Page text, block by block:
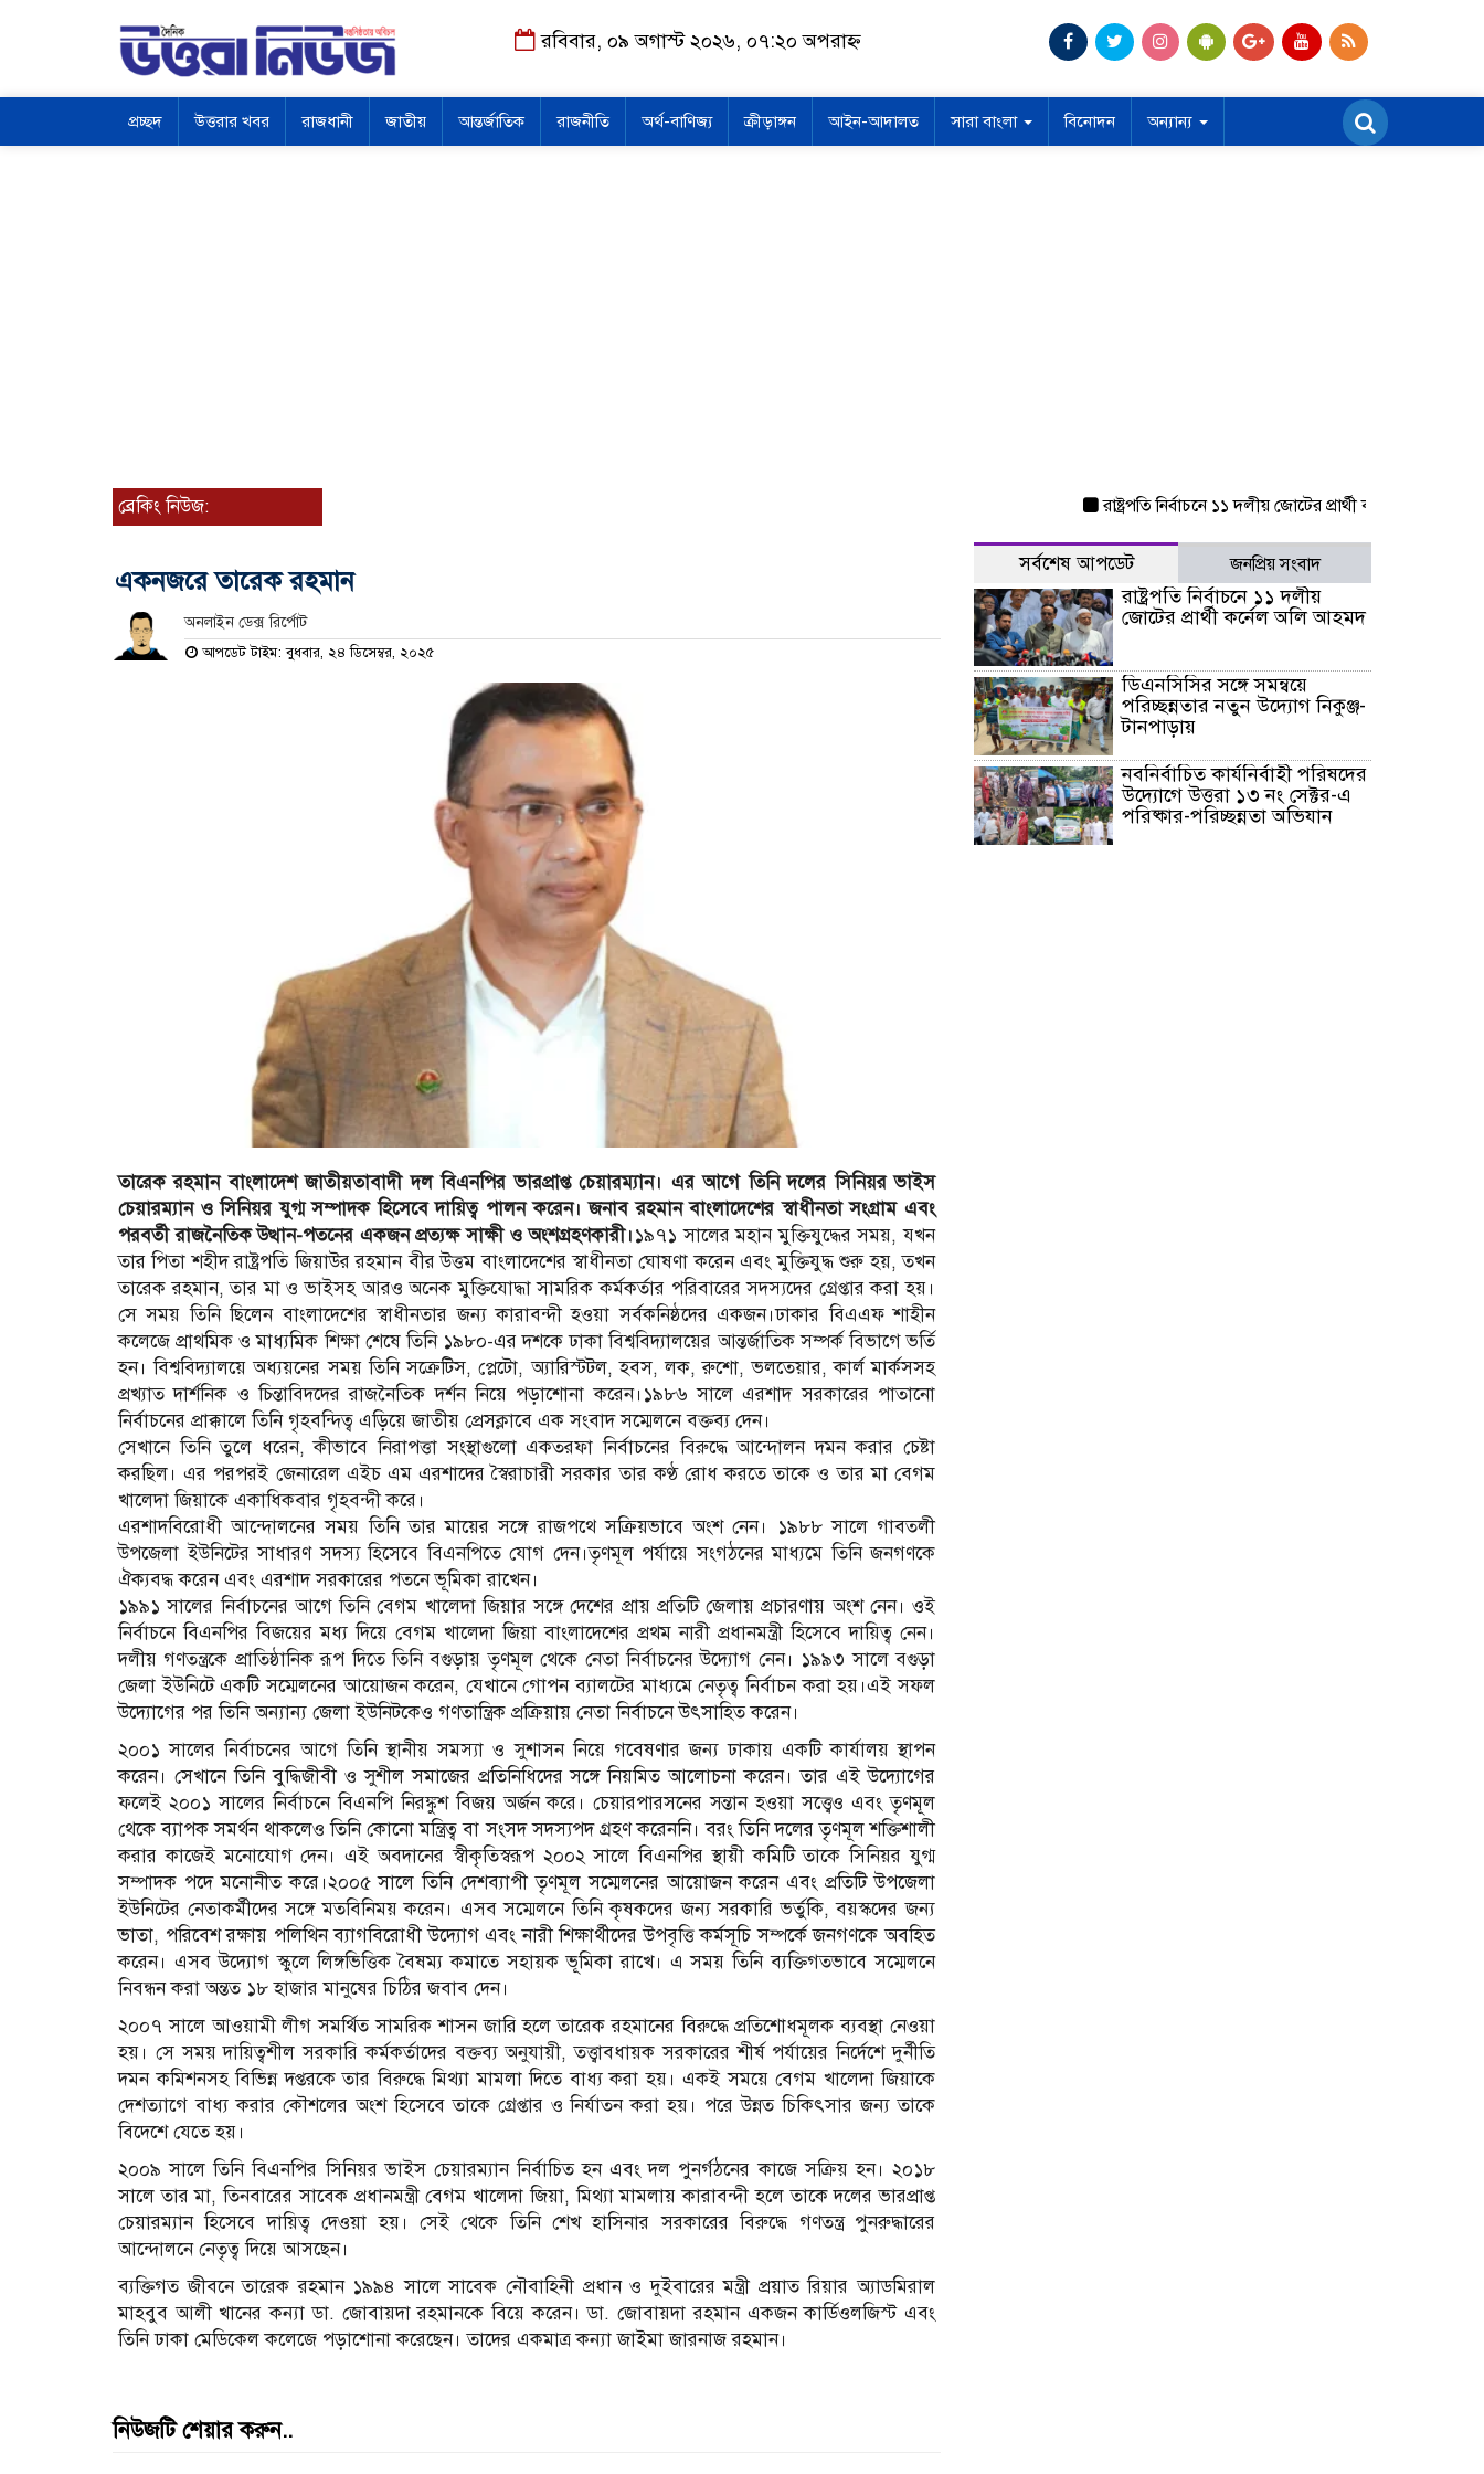
রবিবার, ০৯ অগাস্ট ২০২৬, ০৭:২০ অপরাহ্ন
প্রচ্ছদ উত্তরার খবর রাজধানী জাতীয় আন্তর্জাতিক রাজনীতি অর্থ-বাণিজ্য ক্রীড়াঙ্গন আইন-আদালত সারা বাংলা বিনোদন অন্যান্য
ব্রেকিং নিউজ: রাষ্ট্রপতি নির্বাচনে ১১ দলীয় জোটের প্রার্থী কর্নেল অলি আহমদ
একনজরে তারেক রহমান
অনলাইন ডেক্স রির্পোট
আপডেট টাইম: বুধবার, ২৪ ডিসেম্বর, ২০২৫
তারেক রহমান বাংলাদেশ জাতীয়তাবাদী দল বিএনপির ভারপ্রাপ্ত চেয়ারম্যান। এর আগে তিনি দলের সিনিয়র ভাইস
চেয়ারম্যান ও সিনিয়র যুগ্ম সম্পাদক হিসেবে দায়িত্ব পালন করেন। জনাব রহমান বাংলাদেশের স্বাধীনতা সংগ্রাম এবং
পরবর্তী রাজনৈতিক উত্থান-পতনের একজন প্রত্যক্ষ সাক্ষী ও অংশগ্রহণকারী।১৯৭১ সালের মহান মুক্তিযুদ্ধের সময়, যখন
তার পিতা শহীদ রাষ্ট্রপতি জিয়াউর রহমান বীর উত্তম বাংলাদেশের স্বাধীনতা ঘোষণা করেন এবং মুক্তিযুদ্ধ শুরু হয়, তখন
তারেক রহমান, তার মা ও ভাইসহ আরও অনেক মুক্তিযোদ্ধা সামরিক কর্মকর্তার পরিবারের সদস্যদের গ্রেপ্তার করা হয়।
সে সময় তিনি ছিলেন বাংলাদেশের স্বাধীনতার জন্য কারাবন্দী হওয়া সর্বকনিষ্ঠদের একজন।ঢাকার বিএএফ শাহীন
কলেজে প্রাথমিক ও মাধ্যমিক শিক্ষা শেষে তিনি ১৯৮০-এর দশকে ঢাকা বিশ্ববিদ্যালয়ের আন্তর্জাতিক সম্পর্ক বিভাগে ভর্তি
হন। বিশ্ববিদ্যালয়ে অধ্যয়নের সময় তিনি সক্রেটিস, প্লেটো, অ্যারিস্টটল, হবস, লক, রুশো, ভলতেয়ার, কার্ল মার্কসসহ
প্রখ্যাত দার্শনিক ও চিন্তাবিদদের রাজনৈতিক দর্শন নিয়ে পড়াশোনা করেন।১৯৮৬ সালে এরশাদ সরকারের পাতানো
নির্বাচনের প্রাক্কালে তিনি গৃহবন্দিত্ব এড়িয়ে জাতীয় প্রেসক্লাবে এক সংবাদ সম্মেলনে বক্তব্য দেন।
সেখানে তিনি তুলে ধরেন, কীভাবে নিরাপত্তা সংস্থাগুলো একতরফা নির্বাচনের বিরুদ্ধে আন্দোলন দমন করার চেষ্টা
করছিল। এর পরপরই জেনারেল এইচ এম এরশাদের স্বৈরাচারী সরকার তার কণ্ঠ রোধ করতে তাকে ও তার মা বেগম
খালেদা জিয়াকে একাধিকবার গৃহবন্দী করে।
এরশাদবিরোধী আন্দোলনের সময় তিনি তার মায়ের সঙ্গে রাজপথে সক্রিয়ভাবে অংশ নেন। ১৯৮৮ সালে গাবতলী
উপজেলা ইউনিটের সাধারণ সদস্য হিসেবে বিএনপিতে যোগ দেন।তৃণমূল পর্যায়ে সংগঠনের মাধ্যমে তিনি জনগণকে
ঐক্যবদ্ধ করেন এবং এরশাদ সরকারের পতনে ভূমিকা রাখেন।
১৯৯১ সালের নির্বাচনের আগে তিনি বেগম খালেদা জিয়ার সঙ্গে দেশের প্রায় প্রতিটি জেলায় প্রচারণায় অংশ নেন। ওই
নির্বাচনে বিএনপির বিজয়ের মধ্য দিয়ে বেগম খালেদা জিয়া বাংলাদেশের প্রথম নারী প্রধানমন্ত্রী হিসেবে দায়িত্ব নেন।
দলীয় গণতন্ত্রকে প্রাতিষ্ঠানিক রূপ দিতে তিনি বগুড়ায় তৃণমূল থেকে নেতা নির্বাচনের উদ্যোগ নেন। ১৯৯৩ সালে বগুড়া
জেলা ইউনিটে একটি সম্মেলনের আয়োজন করেন, যেখানে গোপন ব্যালটের মাধ্যমে নেতৃত্ব নির্বাচন করা হয়।এই সফল
উদ্যোগের পর তিনি অন্যান্য জেলা ইউনিটকেও গণতান্ত্রিক প্রক্রিয়ায় নেতা নির্বাচনে উৎসাহিত করেন।
২০০১ সালের নির্বাচনের আগে তিনি স্থানীয় সমস্যা ও সুশাসন নিয়ে গবেষণার জন্য ঢাকায় একটি কার্যালয় স্থাপন
করেন। সেখানে তিনি বুদ্ধিজীবী ও সুশীল সমাজের প্রতিনিধিদের সঙ্গে নিয়মিত আলোচনা করেন। তার এই উদ্যোগের
ফলেই ২০০১ সালের নির্বাচনে বিএনপি নিরঙ্কুশ বিজয় অর্জন করে। চেয়ারপারসনের সন্তান হওয়া সত্ত্বেও এবং তৃণমূল
থেকে ব্যাপক সমর্থন থাকলেও তিনি কোনো মন্ত্রিত্ব বা সংসদ সদস্যপদ গ্রহণ করেননি। বরং তিনি দলের তৃণমূল শক্তিশালী
করার কাজেই মনোযোগ দেন। এই অবদানের স্বীকৃতিস্বরূপ ২০০২ সালে বিএনপির স্থায়ী কমিটি তাকে সিনিয়র যুগ্ম
সম্পাদক পদে মনোনীত করে।২০০৫ সালে তিনি দেশব্যাপী তৃণমূল সম্মেলনের আয়োজন করেন এবং প্রতিটি উপজেলা
ইউনিটের নেতাকর্মীদের সঙ্গে মতবিনিময় করেন। এসব সম্মেলনে তিনি কৃষকদের জন্য সরকারি ভর্তুকি, বয়স্কদের জন্য
ভাতা, পরিবেশ রক্ষায় পলিথিন ব্যাগবিরোধী উদ্যোগ এবং নারী শিক্ষার্থীদের উপবৃত্তি কর্মসূচি সম্পর্কে জনগণকে অবহিত
করেন। এসব উদ্যোগ স্কুলে লিঙ্গভিত্তিক বৈষম্য কমাতে সহায়ক ভূমিকা রাখে। এ সময় তিনি ব্যক্তিগতভাবে সম্মেলনে
নিবন্ধন করা অন্তত ১৮ হাজার মানুষের চিঠির জবাব দেন।
২০০৭ সালে আওয়ামী লীগ সমর্থিত সামরিক শাসন জারি হলে তারেক রহমানের বিরুদ্ধে প্রতিশোধমূলক ব্যবস্থা নেওয়া
হয়। সে সময় দায়িত্বশীল সরকারি কর্মকর্তাদের বক্তব্য অনুযায়ী, তত্ত্বাবধায়ক সরকারের শীর্ষ পর্যায়ের নির্দেশে দুর্নীতি
দমন কমিশনসহ বিভিন্ন দপ্তরকে তার বিরুদ্ধে মিথ্যা মামলা দিতে বাধ্য করা হয়। একই সময়ে বেগম খালেদা জিয়াকে
দেশত্যাগে বাধ্য করার কৌশলের অংশ হিসেবে তাকে গ্রেপ্তার ও নির্যাতন করা হয়। পরে উন্নত চিকিৎসার জন্য তাকে
বিদেশে যেতে হয়।
২০০৯ সালে তিনি বিএনপির সিনিয়র ভাইস চেয়ারম্যান নির্বাচিত হন এবং দল পুনর্গঠনের কাজে সক্রিয় হন। ২০১৮
সালে তার মা, তিনবারের সাবেক প্রধানমন্ত্রী বেগম খালেদা জিয়া, মিথ্যা মামলায় কারাবন্দী হলে তাকে দলের ভারপ্রাপ্ত
চেয়ারম্যান হিসেবে দায়িত্ব দেওয়া হয়। সেই থেকে তিনি শেখ হাসিনার সরকারের বিরুদ্ধে গণতন্ত্র পুনরুদ্ধারের
আন্দোলনে নেতৃত্ব দিয়ে আসছেন।
ব্যক্তিগত জীবনে তারেক রহমান ১৯৯৪ সালে সাবেক নৌবাহিনী প্রধান ও দুইবারের মন্ত্রী প্রয়াত রিয়ার অ্যাডমিরাল
মাহবুব আলী খানের কন্যা ডা. জোবায়দা রহমানকে বিয়ে করেন। ডা. জোবায়দা রহমান একজন কার্ডিওলজিস্ট এবং
তিনি ঢাকা মেডিকেল কলেজে পড়াশোনা করেছেন। তাদের একমাত্র কন্যা জাইমা জারনাজ রহমান।
নিউজটি শেয়ার করুন..
সর্বশেষ আপডেট জনপ্রিয় সংবাদ
রাষ্ট্রপতি নির্বাচনে ১১ দলীয়
জোটের প্রার্থী কর্নেল অলি আহমদ
ডিএনসিসির সঙ্গে সমন্বয়ে
পরিচ্ছন্নতার নতুন উদ্যোগ নিকুঞ্জ-
টানপাড়ায়
নবনির্বাচিত কার্যনির্বাহী পরিষদের
উদ্যোগে উত্তরা ১৩ নং সেক্টর-এ
পরিষ্কার-পরিচ্ছন্নতা অভিযান